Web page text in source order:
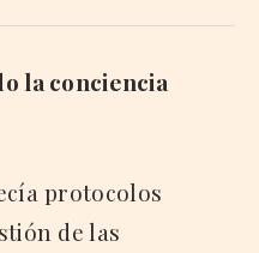
la conciencia
protocolos
de las